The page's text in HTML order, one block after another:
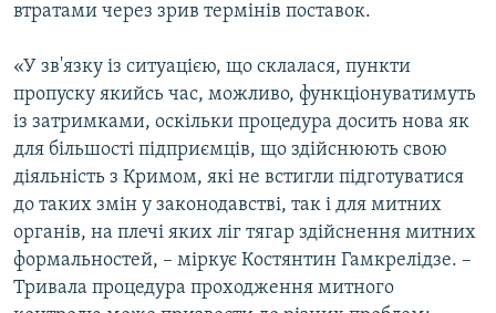
втратами через зрив термінів поставок.
«У зв'язку із ситуацією, що склалася, пункти
пропуску якийсь час, можливо, функціонуватимуть
із затримками, оскільки процедура досить нова як
для більшості підприємців, що здійснюють свою
діяльність з Кримом, які не встигли підготуватися
до таких змін у законодавстві, так і для митних
органів, на плечі яких ліг тягар здійснення митних
формальностей, – міркує Костянтин Гамкрелідзе. –
Тривала процедура проходження митного